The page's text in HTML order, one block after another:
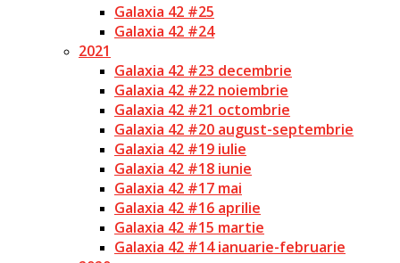
Galaxia 42 #25
Galaxia 42 #24
2021
Galaxia 42 #23 decembrie
Galaxia 42 #22 noiembrie
Galaxia 42 #21 octombrie
Galaxia 42 #20 august-septembrie
Galaxia 42 #19 iulie
Galaxia 42 #18 iunie
Galaxia 42 #17 mai
Galaxia 42 #16 aprilie
Galaxia 42 #15 martie
Galaxia 42 #14 ianuarie-februarie